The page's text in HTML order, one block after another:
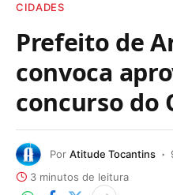
CIDADES
Prefeito de
convoca
concurso do
Por Atitude Tocantins
3 minutos de leitura